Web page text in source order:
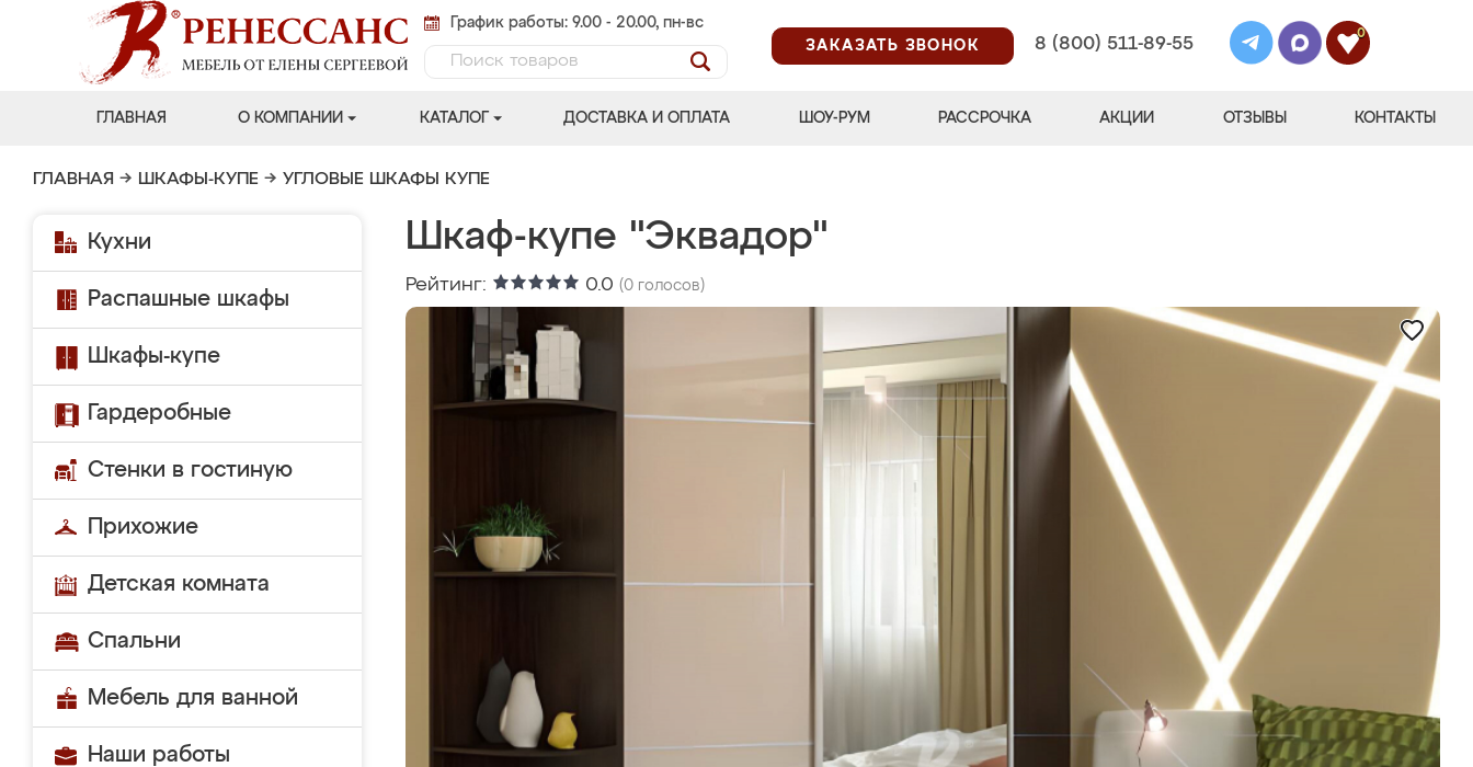
График работы: 9.00 - 20.00, пн-вс
ЗАКАЗАТЬ ЗВОНОК
8 (800) 511-89-55
0
ГЛАВНАЯ О КОМПАНИИ КАТАЛОГ ДОСТАВКА И ОПЛАТА ШОУ-РУМ РАССРОЧКА АКЦИИ ОТЗЫВЫ КОНТАКТЫ
ГЛАВНАЯ → ШКАФЫ-КУПЕ → УГЛОВЫЕ ШКАФЫ КУПЕ
Кухни
Распашные шкафы
Шкафы-купе
Гардеробные
Стенки в гостиную
Прихожие
Детская комната
Спальни
Мебель для ванной
Наши работы
Шкаф-купе "Эквадор"
Рейтинг: 0.0 (0 голосов)